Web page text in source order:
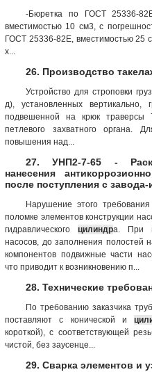
-Бюретка по ГОСТ 25336-
вместимостью 10 см3, с
ГОСТ 25336-82Е, вместимостью 25
х...
26. Производство
Устройство для строповки
д), установленных
подвешенной на крюк траверсы
петлевого захватного органа.
повышения над...
27. УНП2-7-65 -
нанесения
после поступления с завода-
Нарушение этого
поломке элементов конструкции
гидравлического цилиндра. При
насосов, до заполнения полостей
компонентов подвижные части
что приводит к возникновению п...
28. Технические
По требованию заказчика
поставляют с конической и
короткой), с соответствующей
чистой, без заусенце...
29. Сварка элементов и